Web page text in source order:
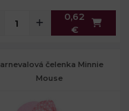
0,62
€
čelenka Minnie
Mouse